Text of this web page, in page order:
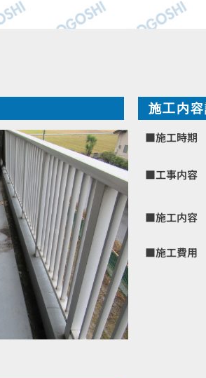
施工内
■施工時期
■工事内容
■施工内容
■施工費用